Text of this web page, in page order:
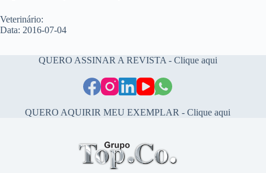
Veterinário:
Data: 2016-07-04
QUERO ASSINAR A REVISTA - Clique aqui
QUERO AQUIRIR MEU EXEMPLAR - Clique aqui